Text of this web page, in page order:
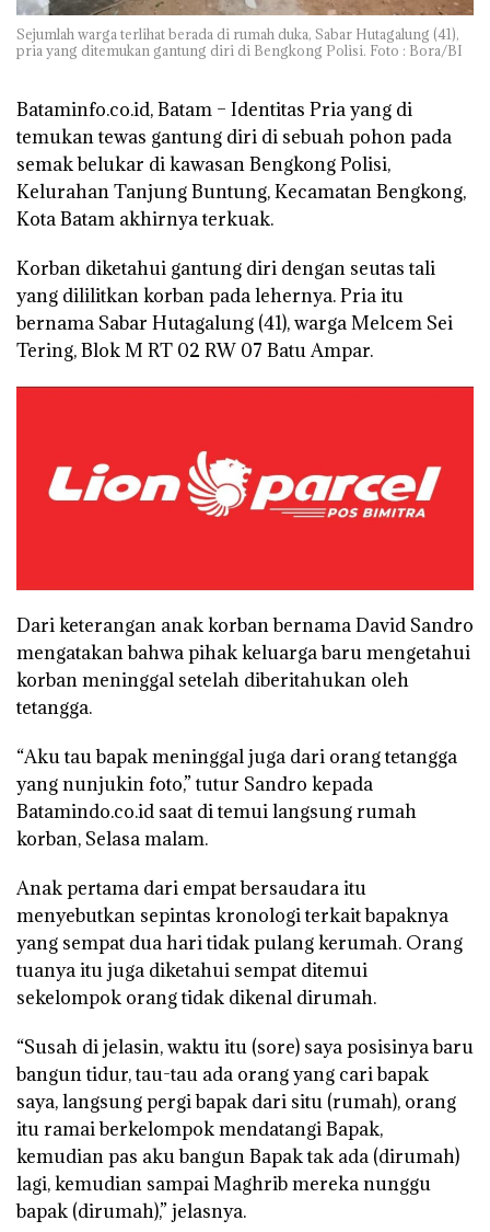
Sejumlah warga terlihat berada di rumah duka, Sabar Hutagalung (41),
pria yang ditemukan gantung diri di Bengkong Polisi. Foto : Bora/BI
Bataminfo.co.id, Batam – Identitas Pria yang di
temukan tewas gantung diri di sebuah pohon pada
semak belukar di kawasan Bengkong Polisi,
Kelurahan Tanjung Buntung, Kecamatan Bengkong,
Kota Batam akhirnya terkuak.
Korban diketahui gantung diri dengan seutas tali
yang dililitkan korban pada lehernya. Pria itu
bernama Sabar Hutagalung (41), warga Melcem Sei
Tering, Blok M RT 02 RW 07 Batu Ampar.
Dari keterangan anak korban bernama David Sandro
mengatakan bahwa pihak keluarga baru mengetahui
korban meninggal setelah diberitahukan oleh
tetangga.
“Aku tau bapak meninggal juga dari orang tetangga
yang nunjukin foto,” tutur Sandro kepada
Batamindo.co.id saat di temui langsung rumah
korban, Selasa malam.
Anak pertama dari empat bersaudara itu
menyebutkan sepintas kronologi terkait bapaknya
yang sempat dua hari tidak pulang kerumah. Orang
tuanya itu juga diketahui sempat ditemui
sekelompok orang tidak dikenal dirumah.
“Susah di jelasin, waktu itu (sore) saya posisinya baru
bangun tidur, tau-tau ada orang yang cari bapak
saya, langsung pergi bapak dari situ (rumah), orang
itu ramai berkelompok mendatangi Bapak,
kemudian pas aku bangun Bapak tak ada (dirumah)
lagi, kemudian sampai Maghrib mereka nunggu
bapak (dirumah),” jelasnya.